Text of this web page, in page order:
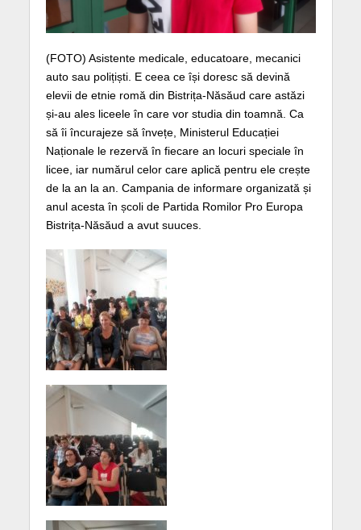
(FOTO) Asistente medicale, educatoare, mecanici
auto sau polițiști. E ceea ce își doresc să devină
elevii de etnie romă din Bistrița-Năsăud care astăzi
și-au ales liceele în care vor studia din toamnă. Ca
să îi încurajeze să învețe, Ministerul Educației
Naționale le rezervă în fiecare an locuri speciale în
licee, iar numărul celor care aplică pentru ele crește
de la an la an. Campania de informare organizată și
anul acesta în școli de Partida Romilor Pro Europa
Bistrița-Năsăud a avut suuces.